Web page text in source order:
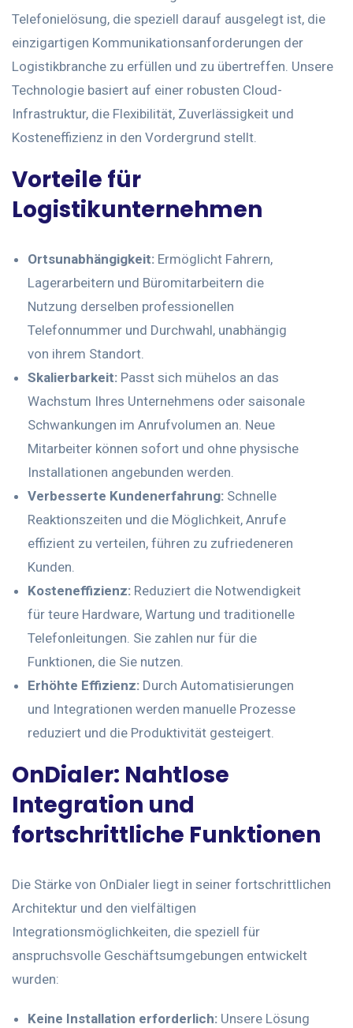
Telefonielösung, die speziell darauf ausgelegt ist, die
einzigartigen Kommunikationsanforderungen der
Logistikbranche zu erfüllen und zu übertreffen. Unsere
Technologie basiert auf einer robusten Cloud-
Infrastruktur, die Flexibilität, Zuverlässigkeit und
Kosteneffizienz in den Vordergrund stellt.
Vorteile für
Logistikunternehmen
Ortsunabhängigkeit: Ermöglicht Fahrern,
Lagerarbeitern und Büromitarbeitern die
Nutzung derselben professionellen
Telefonnummer und Durchwahl, unabhängig
von ihrem Standort.
Skalierbarkeit: Passt sich mühelos an das
Wachstum Ihres Unternehmens oder saisonale
Schwankungen im Anrufvolumen an. Neue
Mitarbeiter können sofort und ohne physische
Installationen angebunden werden.
Verbesserte Kundenerfahrung: Schnelle
Reaktionszeiten und die Möglichkeit, Anrufe
effizient zu verteilen, führen zu zufriedeneren
Kunden.
Kosteneffizienz: Reduziert die Notwendigkeit
für teure Hardware, Wartung und traditionelle
Telefonleitungen. Sie zahlen nur für die
Funktionen, die Sie nutzen.
Erhöhte Effizienz: Durch Automatisierungen
und Integrationen werden manuelle Prozesse
reduziert und die Produktivität gesteigert.
OnDialer: Nahtlose
Integration und
fortschrittliche Funktionen
Die Stärke von OnDialer liegt in seiner fortschrittlichen
Architektur und den vielfältigen
Integrationsmöglichkeiten, die speziell für
anspruchsvolle Geschäftsumgebungen entwickelt
wurden:
Keine Installation erforderlich: Unsere Lösung